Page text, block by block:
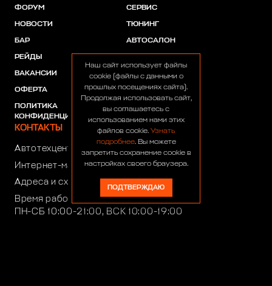
ФОРУМ
НОВОСТИ
БАР
РЕЙДЫ
ВАКАНСИИ
ОФЕРТА
ПОЛИТИКА
КОНФИДЕНЦИАЛЬНОСТИ
СЕРВИС
ТЮНИНГ
АВТОСАЛОН
ПАРТНЕРЫ
КОНТАКТЫ
Автотехцентр:
Интернет-магазин:+7 (916) 922-44-44
Адреса и схемы проезда
Время работы автотехцентра:
ПН-СБ 10:00-21:00, ВСК 10:00-19:00
Наш сайт использует файлы
cookie (файлы с данными о
прошлых посещениях сайта).
Продолжая использовать сайт,
вы соглашаетесь с
использованием нами этих
файлов cookie. Узнать
подробнее. Вы можете
запретить сохранение cookie в
настройках своего браузера.
ПОДТВЕРЖДАЮ